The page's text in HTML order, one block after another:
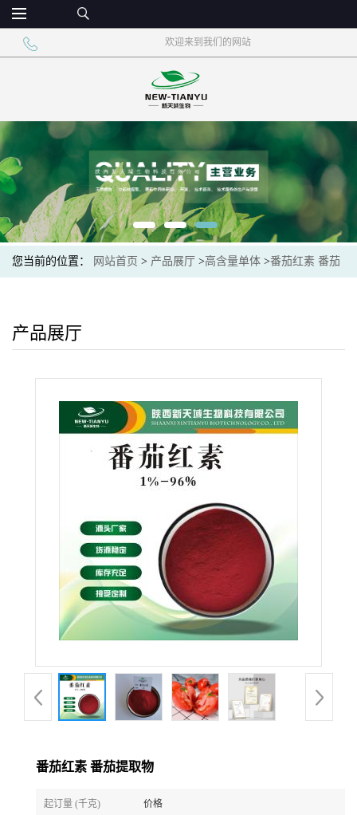
欢迎来到我们的网站
您当前的位置： 网站首页 > 产品展厅 >高含量单体 >番茄红素 番茄
产品展厅
番茄红素 番茄提取物
起订量 (千克) 价格